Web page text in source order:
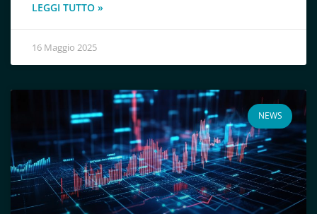
LEGGI TUTTO »
16 Maggio 2025
NEWS